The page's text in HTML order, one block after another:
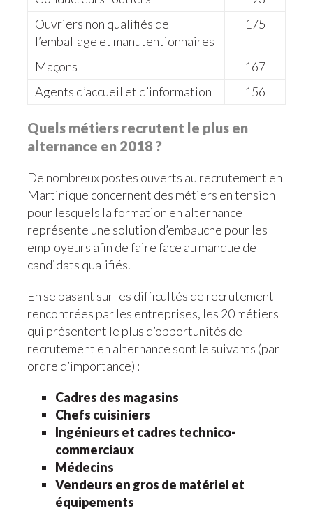
Ouvriers non qualifiés de
l’emballage et manutentionnaires
175
Maçons
167
Agents d’accueil et d’information
156
Quels métiers recrutent le plus en
alternance en 2018 ?
De nombreux postes ouverts au recrutement en
Martinique concernent des métiers en tension
pour lesquels la formation en alternance
représente une solution d’embauche pour les
employeurs afin de faire face au manque de
candidats qualifiés.
En se basant sur les difficultés de recrutement
rencontrées par les entreprises, les 20 métiers
qui présentent le plus d’opportunités de
recrutement en alternance sont le suivants (par
ordre d’importance) :
Cadres des magasins
Chefs cuisiniers
Ingénieurs et cadres technico-
commerciaux
Médecins
Vendeurs en gros de matériel et
équipements